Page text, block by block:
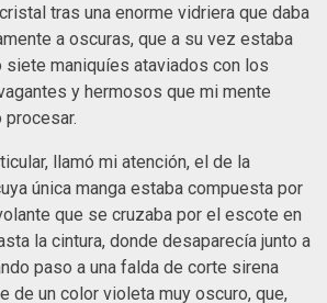
tras una enorme vidriera que daba
a oscuras, que a su vez estaba
maniquíes ataviados con los
y hermosos que mi mente
procesar.
llamó mi atención, el de la
única manga estaba compuesta por
que se cruzaba por el escote en
la cintura, donde desaparecía junto a
paso a una falda de corte sirena
de un color violeta muy oscuro, que,